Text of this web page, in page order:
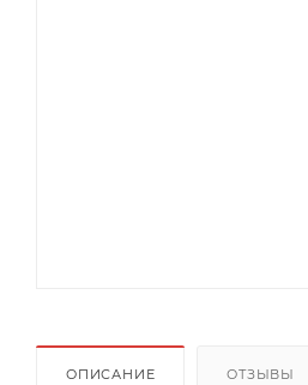
ОПИСАНИЕ ОТЗЫВЫ